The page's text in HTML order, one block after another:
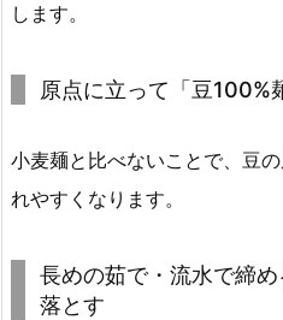
します。
原点に立って「豆100%
小麦麺と比べないことで、豆
れやすくなります。
長めの茹で・流水で締
落とす